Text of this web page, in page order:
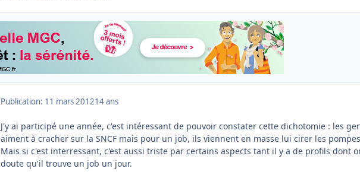
Publication: 11 mars 201214 ans
J'y ai participé une année, c'est intéressant de pouvoir constater cette dichotomie : les
aiment à cracher sur la SNCF mais pour un job, ils viennent en masse lui cirer les
Mais si c'est interressant, c'est aussi triste par certains aspects tant il y a de profils dont
doute qu'il trouve un job un jour.